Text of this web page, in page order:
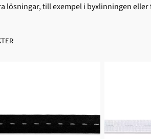
lösningar, till exempel i byxlinningen